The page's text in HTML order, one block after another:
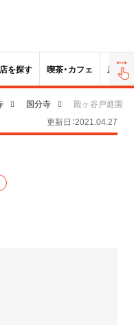
店を探す 喫茶・カフェ 居酒屋
国分寺
殿ヶ谷戸庭園
更新日：2021.04.27